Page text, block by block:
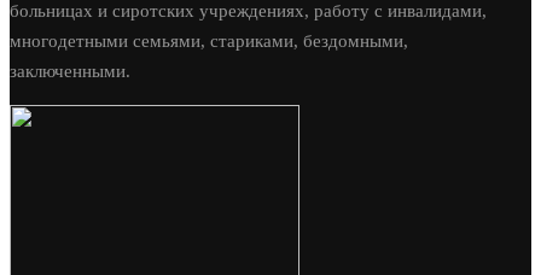
больницах и сиротских учреждениях, работу с инвалидами,
многодетными семьями, стариками, бездомными,
заключенными.